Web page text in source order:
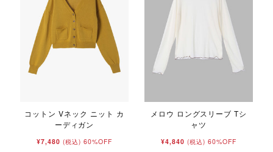
コットン Vネック ニット カ
ーディガン
¥7,480 (税込) 60%OFF
メロウ ロングスリーブ Tシ
ャツ
¥4,840 (税込) 60%OFF